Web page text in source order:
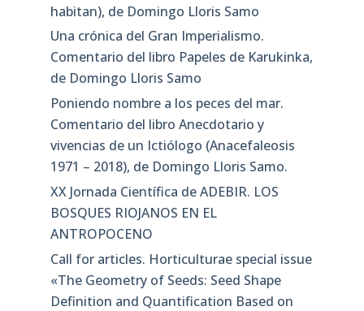
habitan), de Domingo Lloris Samo
Una crónica del Gran Imperialismo.
Comentario del libro Papeles de Karukinka,
de Domingo Lloris Samo
Poniendo nombre a los peces del mar.
Comentario del libro Anecdotario y
vivencias de un Ictiólogo (Anacefaleosis
1971 – 2018), de Domingo Lloris Samo.
XX Jornada Científica de ADEBIR. LOS
BOSQUES RIOJANOS EN EL
ANTROPOCENO
Call for articles. Horticulturae special issue
«The Geometry of Seeds: Seed Shape
Definition and Quantification Based on